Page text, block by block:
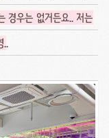
경우는 없거든요.. 저는
..